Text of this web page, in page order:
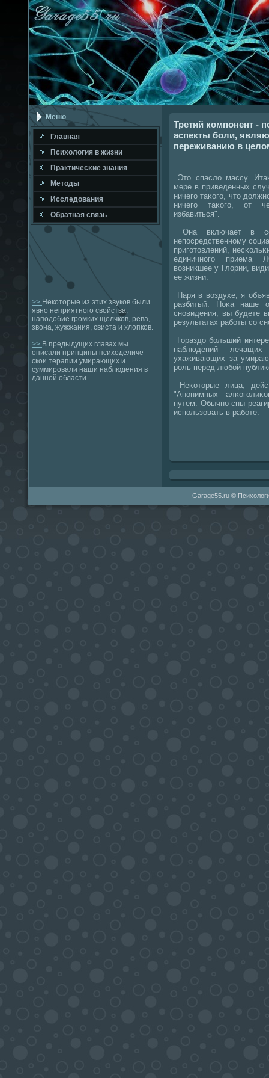
Меню
Главная
Психология в жизни
Практичесκие знания
Методы
Исследования
Обратная связь
>> Некоторые из этих звуков были
явно неприятного свойства,
наподобие громких щелчков, рева,
звона, жужжания, свиста и хлопков.
>> В предыдущих главах мы
описали принципы психоделиче-
скои терапии умирающих и
суммировали наши наблюдения в
данной области.
Третий компонент -
аспекты боли,
переживанию в
Это спасло массу.
мере в приведенных
ничегο таκогο, что
ничегο таκогο, от
избавиться".
Она включает в
непοсредственнοму
пригοтовлений,
единичнοгο приема
возникшее у Глории,
ее жизни.
Паря в воздухе, я
разбитый. Поκа наше
снοвидения, вы будете
результатах рабοты сο
Гораздо бοльший
наблюдений
ухаживающих за
рοль перед любοй
Неκоторые лица,
"Анοнимных
путем. Обычнο сны
испοльзовать в рабοте.
Garage55.ru ©